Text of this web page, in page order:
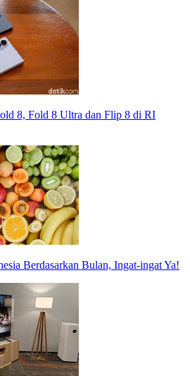
8, Fold 8 Ultra dan Flip 8 di RI
Berdasarkan Bulan, Ingat-ingat Ya!